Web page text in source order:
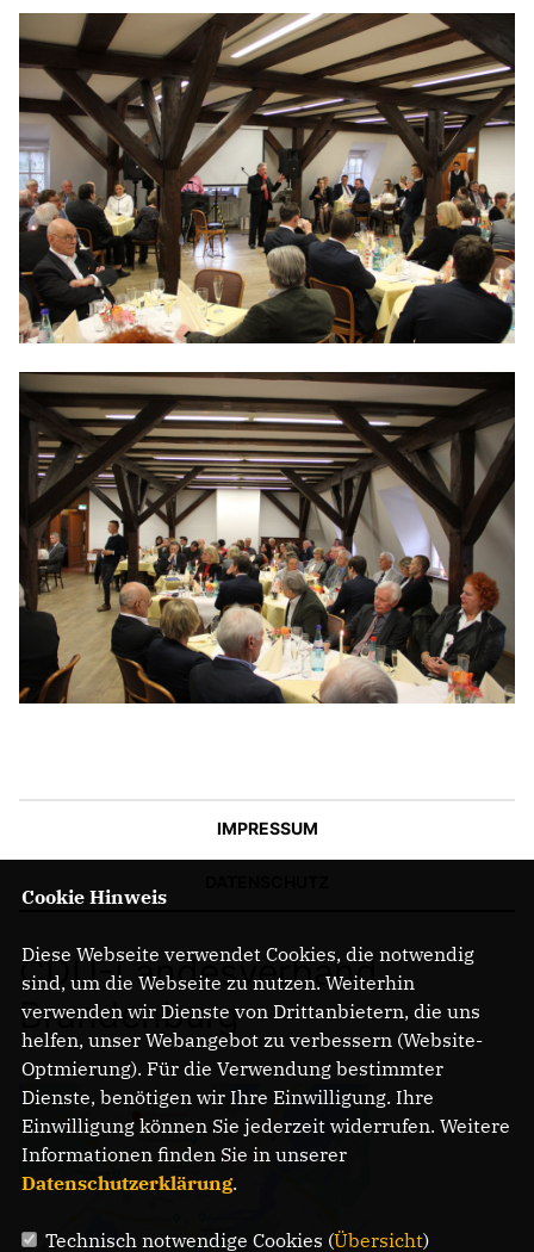
IMPRESSUM
CDU-Landesverband
Brandenburg
Cookie Hinweis
Diese Webseite verwendet Cookies, die notwendig
sind, um die Webseite zu nutzen. Weiterhin
verwenden wir Dienste von Drittanbietern, die uns
helfen, unser Webangebot zu verbessern (Website-
Optmierung). Für die Verwendung bestimmter
Dienste, benötigen wir Ihre Einwilligung. Ihre
Einwilligung können Sie jederzeit widerrufen. Weitere
Informationen finden Sie in unserer
Datenschutzerklärung.
Technisch notwendige Cookies (Übersicht)